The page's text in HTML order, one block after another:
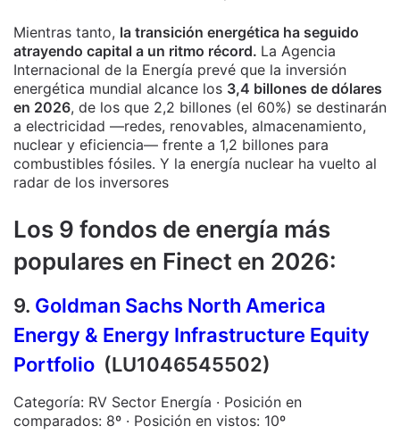
Mientras tanto, la transición energética ha seguido
atrayendo capital a un ritmo récord. La Agencia
Internacional de la Energía prevé que la inversión
energética mundial alcance los 3,4 billones de dólares
en 2026, de los que 2,2 billones (el 60%) se destinarán
a electricidad —redes, renovables, almacenamiento,
nuclear y eficiencia— frente a 1,2 billones para
combustibles fósiles. Y la energía nuclear ha vuelto al
radar de los inversores
Los 9 fondos de energía más
populares en Finect en 2026:
9. Goldman Sachs North America
Energy & Energy Infrastructure Equity
Portfolio (LU1046545502)
Categoría: RV Sector Energía · Posición en
comparados: 8º · Posición en vistos: 10º